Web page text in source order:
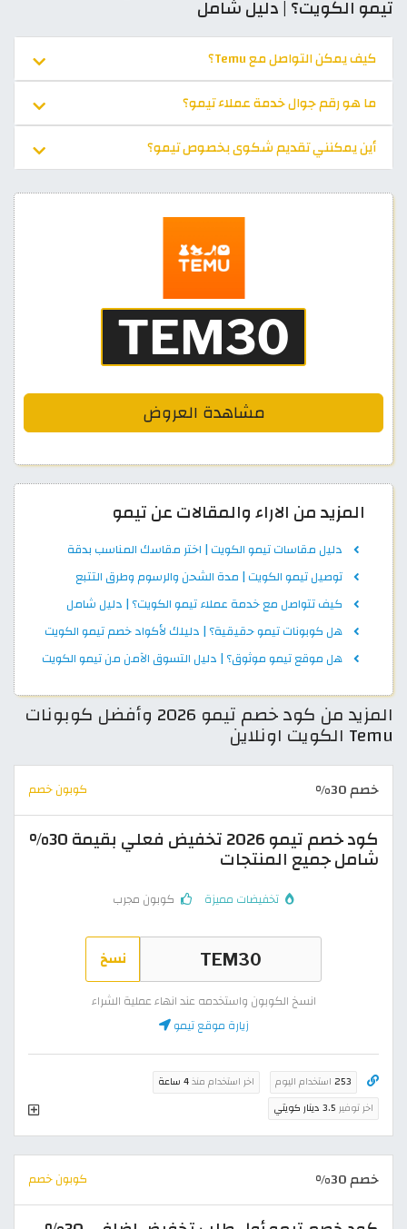
تيمو الكويت؟ | دليل شامل
كيف يمكن التواصل مع Temu؟
ما هو رقم جوال خدمة عملاء تيمو؟
أين يمكنني تقديم شكوى بخصوص تيمو؟
مشاهدة العروض
المزيد من الاراء والمقالات عن تيمو
دليل مقاسات تيمو الكويت | اختر مقاسك المناسب بدقة
توصيل تيمو الكويت | مدة الشحن والرسوم وطرق التتبع
كيف تتواصل مع خدمة عملاء تيمو الكويت؟ | دليل شامل
هل كوبونات تيمو حقيقية؟ | دليلك لأكواد خصم تيمو الكويت
هل موقع تيمو موثوق؟ | دليل التسوق الآمن من تيمو الكويت
المزيد من كود خصم تيمو 2026 وأفضل كوبونات
Temu الكويت اونلاين
خصم 30% كوبون خصم
كود خصم تيمو 2026 تخفيض فعلي بقيمة 30%
شامل جميع المنتجات
تخفيضات مميزة كوبون مجرب
نسخ
انسخ الكوبون واستخدمه عند انهاء عملية الشراء
زيارة موقع تيمو
253 استخدام اليوم اخر استخدام منذ4 ساعة
اخر توفير 3.5 دينار كويتي
خصم 30% كوبون خصم